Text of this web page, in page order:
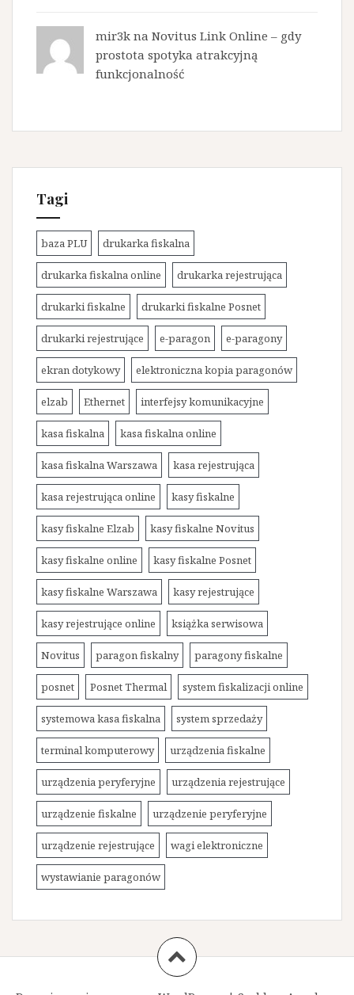
mir3k na Novitus Link Online – gdy
prostota spotyka atrakcyjną
funkcjonalność
Tagi
baza PLU drukarka fiskalna
drukarka fiskalna online drukarka rejestrująca
drukarki fiskalne drukarki fiskalne Posnet
drukarki rejestrujące e-paragon e-paragony
ekran dotykowy elektroniczna kopia paragonów
elzab Ethernet interfejsy komunikacyjne
kasa fiskalna kasa fiskalna online
kasa fiskalna Warszawa kasa rejestrująca
kasa rejestrująca online kasy fiskalne
kasy fiskalne Elzab kasy fiskalne Novitus
kasy fiskalne online kasy fiskalne Posnet
kasy fiskalne Warszawa kasy rejestrujące
kasy rejestrujące online książka serwisowa
Novitus paragon fiskalny paragony fiskalne
posnet Posnet Thermal system fiskalizacji online
systemowa kasa fiskalna system sprzedaży
terminal komputerowy urządzenia fiskalne
urządzenia peryferyjne urządzenia rejestrujące
urządzenie fiskalne urządzenie peryferyjne
urządzenie rejestrujące wagi elektroniczne
wystawianie paragonów